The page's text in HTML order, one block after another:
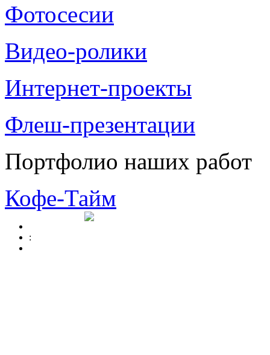
Фотосесии
Видео-ролики
Интернет-проекты
Флеш-презентации
Портфолио наших работ
Кофе-Тайм
: